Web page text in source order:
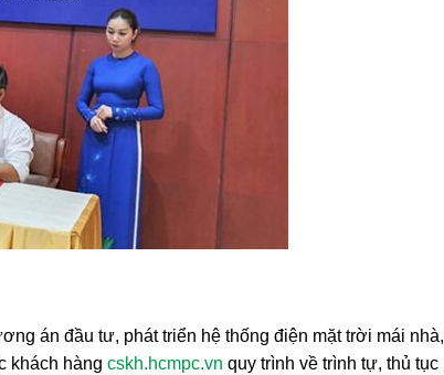
án đầu tư, phát triển hệ thống điện mặt trời mái nhà,
khách hàng cskh.hcmpc.vn quy trình về trình tự, thủ tục